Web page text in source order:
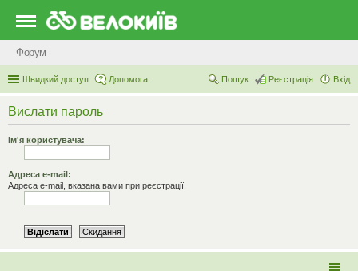
Форум
Швидкий доступ Допомога Вхід
Реєстрація
Пошук
Вислати пароль
Ім'я користувача:
Адреса e-mail:
Адреса e-mail, вказана вами при реєстрації.